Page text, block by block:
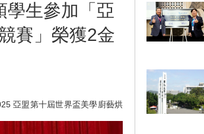
學生參加「亞
賽」榮獲2金
亞盟第十屆世界盃美學廚藝烘